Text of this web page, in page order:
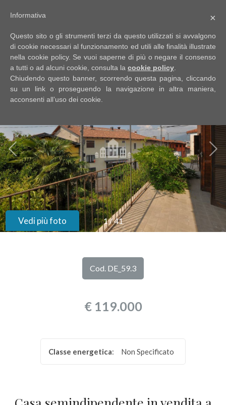
1/41
Vedi più foto
Cod. DE_59.3
€ 119.000
Classe energetica: Non Specificato
EN
HOME
SIAMO
IMMOBILI
SERVIZI
DICONO
CONTATTI
Contratto
Qualsiasi
Vendita
Affitto
Scegli
dove
cercare
×
Informativa
Questo sito o gli strumenti terzi da questo utilizzati si avvalgono
di cookie necessari al funzionamento ed utili alle finalità illustrate
nella cookie policy. Se vuoi saperne di più o negare il consenso
a tutti o ad alcuni cookie, consulta la cookie policy
Chiudendo questo banner, scorrendo questa pagina, cliccando
su un link o proseguendo la navigazione in altra maniera,
acconsenti all’uso dei cookie.